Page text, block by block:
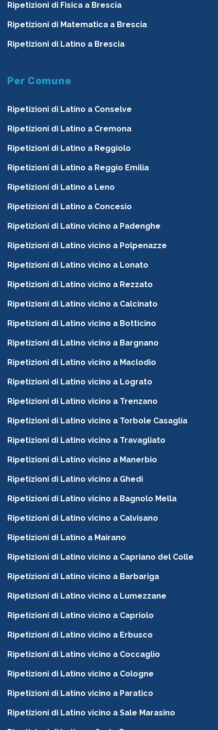
Ripetizioni di Fisica a Brescia
Ripetizioni di Matematica a Brescia
Ripetizioni di Latino a Brescia
Per Comune
Ripetizioni di Latino a Conselve
Ripetizioni di Latino a Cremona
Ripetizioni di Latino a Reggiolo
Ripetizioni di Latino a Reggio Emilia
Ripetizioni di Latino a Leno
Ripetizioni di Latino a Concesio
Ripetizioni di Latino vicino a Padenghe
Ripetizioni di Latino vicino a Polpenazze
Ripetizioni di Latino vicino a Lonato
Ripetizioni di Latino vicino a Rezzato
Ripetizioni di Latino vicino a Calcinato
Ripetizioni di Latino vicino a Botticino
Ripetizioni di Latino vicino a Bargnano
Ripetizioni di Latino vicino a Maclodio
Ripetizioni di Latino vicino a Lograto
Ripetizioni di Latino vicino a Trenzano
Ripetizioni di Latino vicino a Torbole Casaglia
Ripetizioni di Latino vicino a Travagliato
Ripetizioni di Latino vicino a Manerbio
Ripetizioni di Latino vicino a Ghedi
Ripetizioni di Latino vicino a Bagnolo Mella
Ripetizioni di Latino vicino a Calvisano
Ripetizioni di Latino a Mairano
Ripetizioni di Latino vicino a Capriano del Colle
Ripetizioni di Latino vicino a Barbariga
Ripetizioni di Latino vicino a Lumezzane
Ripetizioni di Latino vicino a Capriolo
Ripetizioni di Latino vicino a Erbusco
Ripetizioni di Latino vicino a Coccaglio
Ripetizioni di Latino vicino a Cologne
Ripetizioni di Latino vicino a Paratico
Ripetizioni di Latino vicino a Sale Marasino